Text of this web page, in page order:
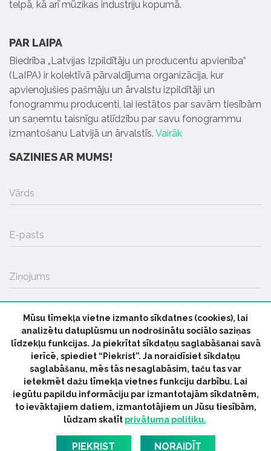
telpā, kā arī mūzikas industriju kopumā.
PAR LAIPA
Biedrība „Latvijas Izpildītāju un producentu apvienība”
(LaIPA) ir kolektīvā pārvaldījuma organizācija, kur
apvienojušies pašmāju un ārvalstu izpildītāji un
fonogrammu producenti, lai iestātos par savām tiesībām
un saņemtu taisnīgu atlīdzību par savu fonogrammu
izmantošanu Latvijā un ārvalstīs. Vairāk
SAZINIES AR MUMS!
Vārds
E-pasts
Ziņojums
SŪTĪT
© 2026 parmuziku.lv, visas tiesības paturētas
ParMuziku.lv Mūzikas Ziņas
Industrijas Ziņas
Industrijas ABC
Mūzika Biznesam
Latvijas oficiālais
Mūsu tīmekļa vietne izmanto sīkdatnes (cookies), lai
analizētu datuplūsmu un nodrošinātu sociālo saziņas
līdzekļu funkcijas. Ja piekrītat sīkdatņu saglabāšanai savā
ierīcē, spiediet “Piekrist”. Ja noraidīsiet sīkdatņu
saglabāšanu, mēs tās nesaglabāsim, taču tas var
ietekmēt dažu tīmekļa vietnes funkciju darbību. Lai
iegūtu papildu informāciju par izmantotajām sīkdatnēm,
to ievāktajiem datiem, izmantotājiem un Jūsu tiesībām,
lūdzam skatīt privātuma politiku.
PIEKRIST NORAIDĪT